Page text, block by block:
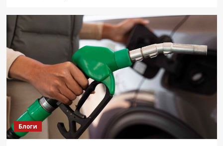
Блоги